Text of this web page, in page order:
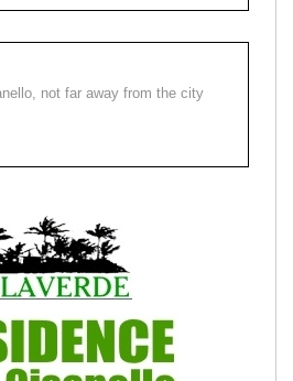
not far away from the city